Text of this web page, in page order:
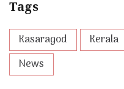
Tags
Kasaragod Kerala
News